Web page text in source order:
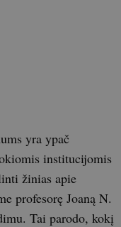
yra ypač
institucijomis
žinias apie
profesorę Joaną N.
Tai parodo, kokį